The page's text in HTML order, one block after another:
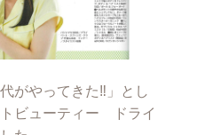
がやってきた‼」とし
ビューティー ドライ